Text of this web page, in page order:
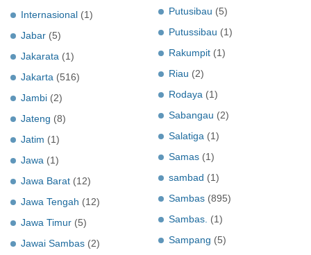
Internasional (1)
Jabar (5)
Jakarata (1)
Jakarta (516)
Jambi (2)
Jateng (8)
Jatim (1)
Jawa (1)
Jawa Barat (12)
Jawa Tengah (12)
Jawa Timur (5)
Jawai Sambas (2)
Putusibau (5)
Putussibau (1)
Rakumpit (1)
Riau (2)
Rodaya (1)
Sabangau (2)
Salatiga (1)
Samas (1)
sambad (1)
Sambas (895)
Sambas. (1)
Sampang (5)